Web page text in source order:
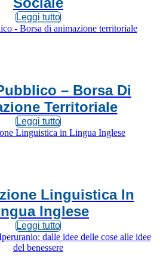
Leggi tutto
– Borsa Di
Territoriale
Leggi tutto
Linguistica In
Inglese
Leggi tutto